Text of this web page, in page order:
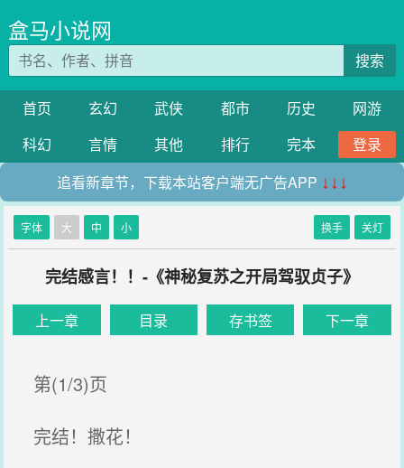
盒马小说网
搜索
首页 玄幻 武侠 都市 历史
网游
科幻
言情 其他 排行 完本
登录
追看新章节，下载本站客户端无广告APP ↓↓↓
字体 大 中 小 换手 关灯
完结感言！！-《神秘复苏之开局驾驭贞子》
上一章 目录 存书签 下一章
第(1/3)页
完结！撒花！